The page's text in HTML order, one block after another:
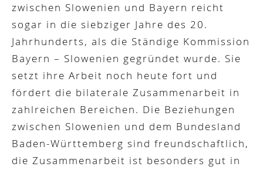
zwischen Slowenien und Bayern reicht
sogar in die siebziger Jahre des 20.
Jahrhunderts, als die Ständige Kommission
Bayern – Slowenien gegründet wurde. Sie
setzt ihre Arbeit noch heute fort und
fördert die bilaterale Zusammenarbeit in
zahlreichen Bereichen. Die Beziehungen
zwischen Slowenien und dem Bundesland
Baden-Württemberg sind freundschaftlich,
die Zusammenarbeit ist besonders gut in